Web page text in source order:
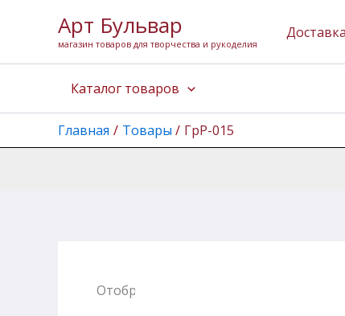
содержимому
Арт Бульвар
магазин товаров для творчества и рукоделия
Каталог товаров
Главная Товары ГрР-015
Отображение единственного товара